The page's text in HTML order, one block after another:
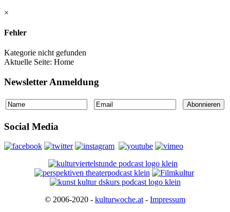
×
Fehler
Kategorie nicht gefunden
Aktuelle Seite: Home
Newsletter Anmeldung
Social Media
© 2006-2020 - kulturwoche.at - Impressum